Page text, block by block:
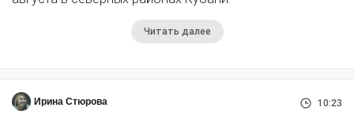
Читать далее
Ирина Стюрова 10:23